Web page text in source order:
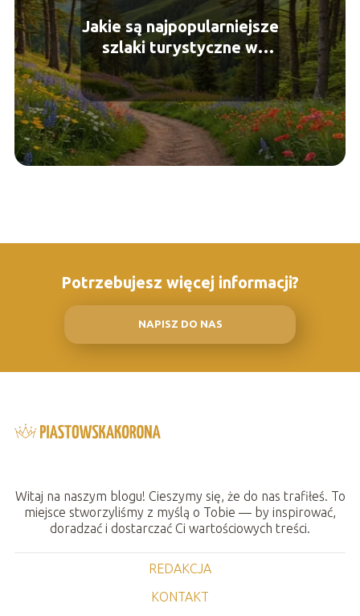
Jakie są najpopularniejsze
szlaki turystyczne w
Polsce? Przewodnik po
naturze
Potrzebujesz więcej informacji?
NAPISZ DO NAS
Witaj na naszym blogu! Cieszymy się, że do nas trafiłeś. To
miejsce stworzyliśmy z myślą o Tobie — by inspirować,
doradzać i dostarczać Ci wartościowych treści.
REDAKCJA
KONTAKT